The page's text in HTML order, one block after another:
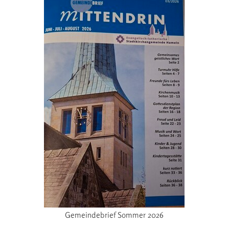
Gemeindebrief Sommer 2026